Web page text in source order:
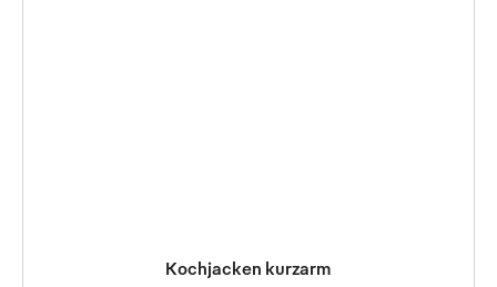
Kochjacken kurzarm